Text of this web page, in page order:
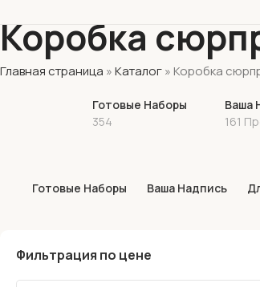
Коробка
Главная страница »Каталог» Коробка
Готовые Наборы
354
Ваша
161
Готовые Наборы Ваша Надпись
Фильтрация по цене